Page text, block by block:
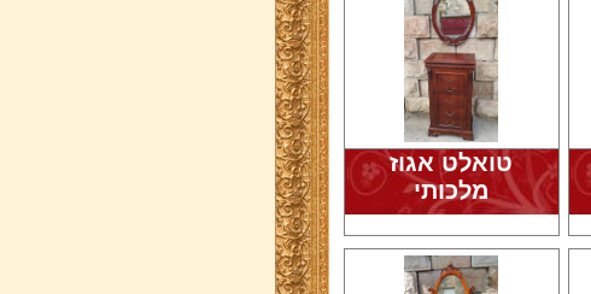
טואלט אגוז
מלכותי